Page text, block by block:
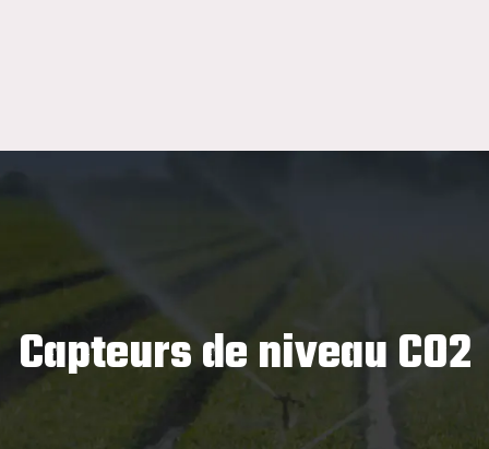
Capteurs de niveau CO2